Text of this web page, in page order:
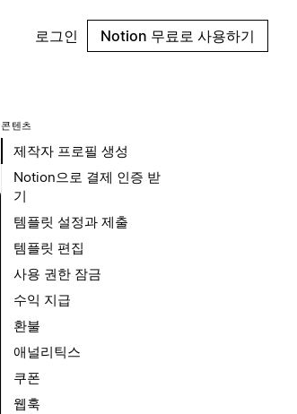
로그인 Notion 무료로 사용하기
콘텐츠
제작자 프로필 생성
Notion으로 결제 인증 받
기
템플릿 설정과 제출
템플릿 편집
사용 권한 잠금
수익 지급
환불
애널리틱스
쿠폰
웹훅